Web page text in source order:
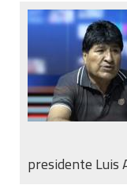
presidente Luis